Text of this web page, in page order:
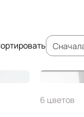
Тафта
6 цветов